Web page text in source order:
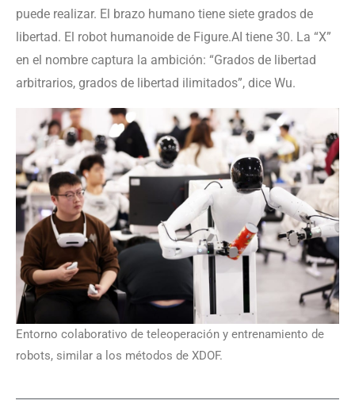
puede realizar. El brazo humano tiene siete grados de
libertad. El robot humanoide de Figure.AI tiene 30. La “X”
en el nombre captura la ambición: “Grados de libertad
arbitrarios, grados de libertad ilimitados”, dice Wu.
Entorno colaborativo de teleoperación y entrenamiento de
robots, similar a los métodos de XDOF.